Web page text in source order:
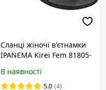
Сланці жіночі в'єтнамки
IPANEMA Kirei Fem 81805-
В наявності
5.0 (4)